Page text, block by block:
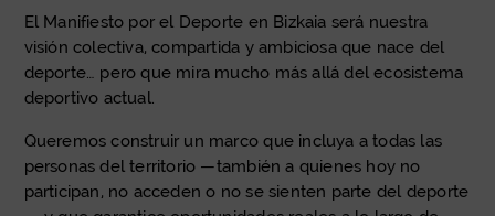
El Manifiesto por el Deporte en Bizkaia será nuestra
visión colectiva, compartida y ambiciosa que nace del
deporte… pero que mira mucho más allá del ecosistema
deportivo actual.
Queremos construir un marco que incluya a todas las
personas del territorio —también a quienes hoy no
participan, no acceden o no se sienten parte del deporte